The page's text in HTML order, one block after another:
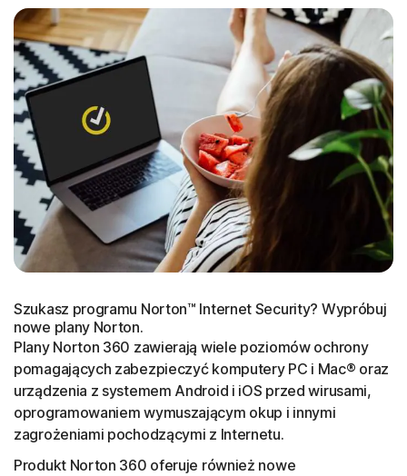
Szukasz programu Norton™ Internet Security? Wypróbuj
nowe plany Norton.
Plany Norton 360 zawierają wiele poziomów ochrony
pomagających zabezpieczyć komputery PC i Mac® oraz
urządzenia z systemem Android i iOS przed wirusami,
oprogramowaniem wymuszającym okup i innymi
zagrożeniami pochodzącymi z Internetu.
Produkt Norton 360 oferuje również nowe